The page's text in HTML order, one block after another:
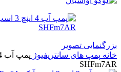
بزرگنمایی تصویر
خانه پمپ های سانتریفیوژ
SHFm7AR